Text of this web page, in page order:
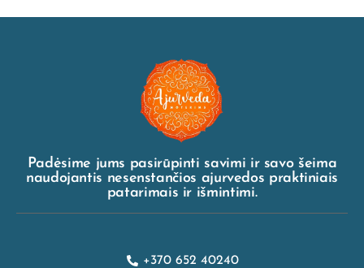
Padėsime jums pasirūpinti savimi ir savo šeima
naudojantis nesenstančios ajurvedos praktiniais
patarimais ir išmintimi.
+370 652 40240